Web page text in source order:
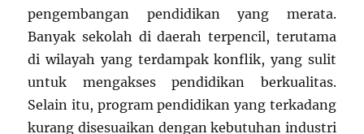
pengembangan pendidikan yang merata.
Banyak sekolah di daerah terpencil, terutama
di wilayah yang terdampak konflik, yang sulit
untuk mengakses pendidikan berkualitas.
Selain itu, program pendidikan yang terkadang
kurang disesuaikan dengan kebutuhan industri